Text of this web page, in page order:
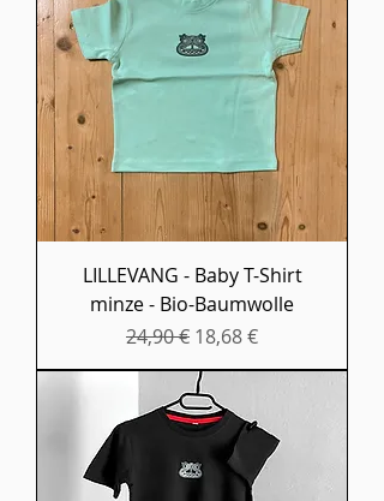
LILLEVANG - Baby T-Shirt
minze - Bio-Baumwolle
Standardpreis
24,90 € Sale-Preis
18,68 €